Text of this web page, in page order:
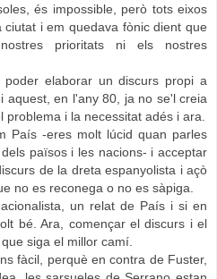
és impossible, però tots eixos
ciutat i em quedava fònic dient que
prioritats ni els nostres
poder elaborar un discurs propi a
aquest, en l'any 80, ja no se'l creia
problema i la necessitat adés i ara.
País -eres molt lúcid quan parles
països i les nacions- i acceptar
de la dreta espanyolista i açò
no es reconega o no es sàpiga.
un relat de País i si en
bé. Ara, començar el discurs i el
siga el millor camí.
fàcil, perquè en contra de Fuster,